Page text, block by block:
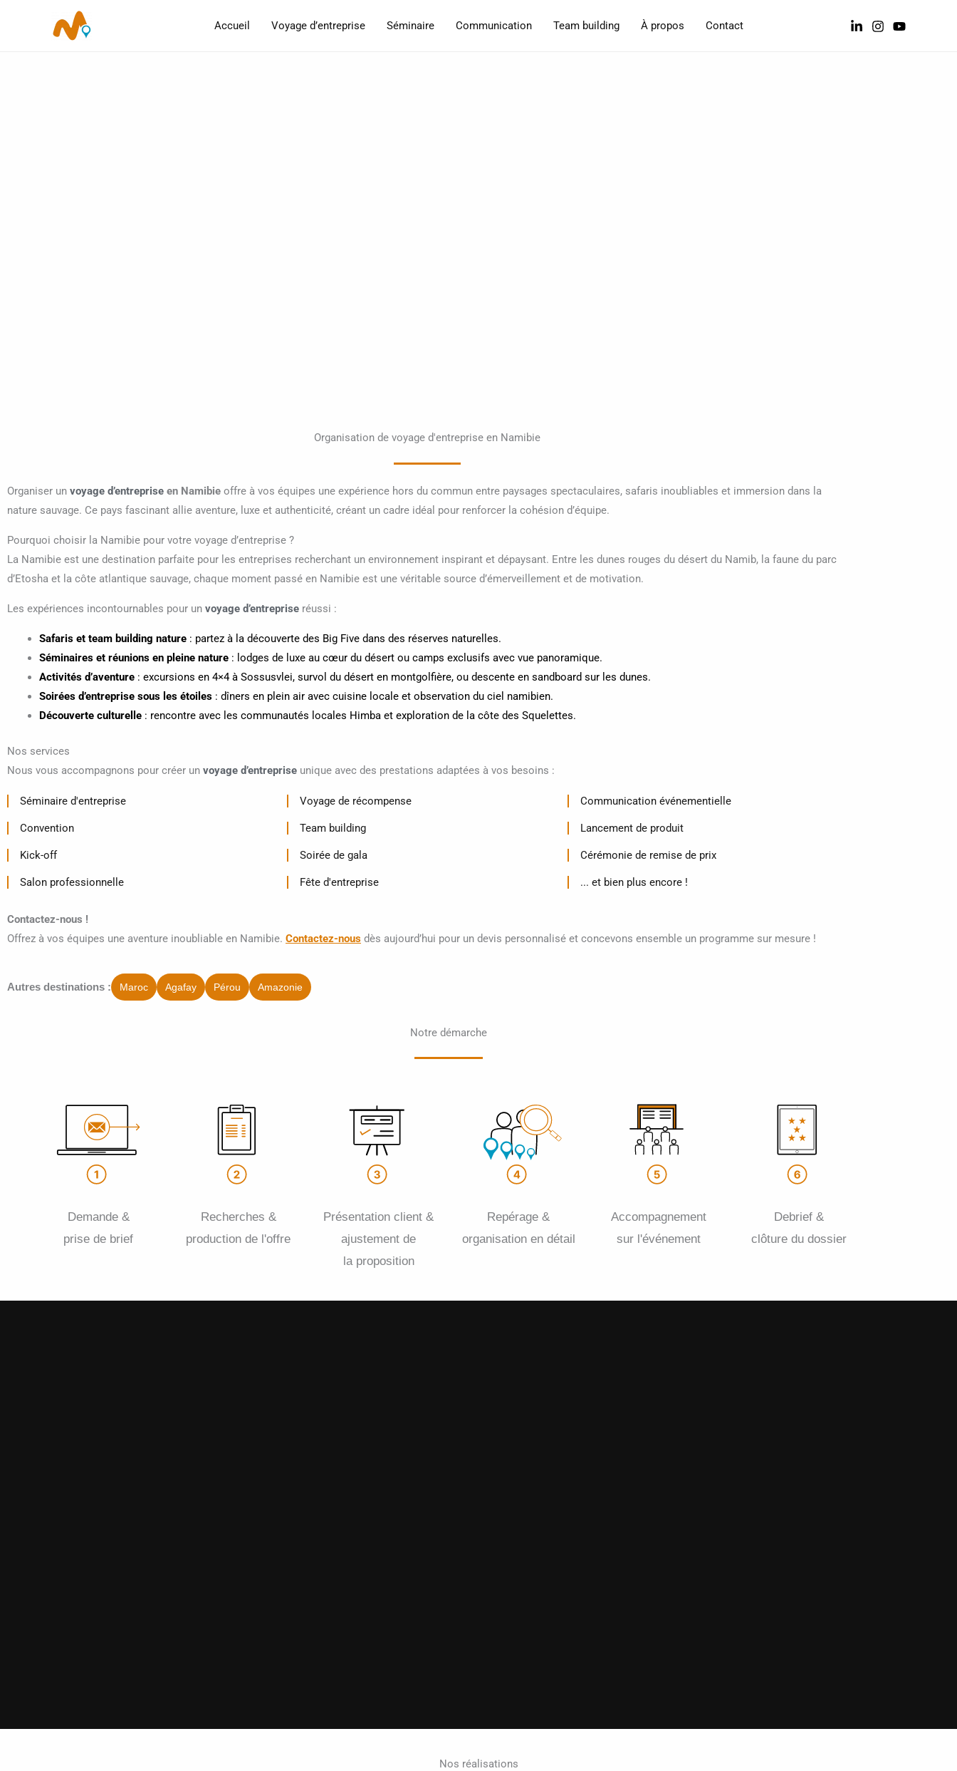
Accueil Voyage d’entreprise Séminaire Communication Team building À propos Contact
Organisation de voyage d'entreprise en Namibie
Organiser un voyage d’entreprise en Namibie offre à vos équipes une expérience hors du commun entre paysages spectaculaires, safaris inoubliables et immersion dans la
nature sauvage. Ce pays fascinant allie aventure, luxe et authenticité, créant un cadre idéal pour renforcer la cohésion d’équipe.
Pourquoi choisir la Namibie pour votre voyage d’entreprise ?
La Namibie est une destination parfaite pour les entreprises recherchant un environnement inspirant et dépaysant. Entre les dunes rouges du désert du Namib, la faune du parc
d’Etosha et la côte atlantique sauvage, chaque moment passé en Namibie est une véritable source d’émerveillement et de motivation.
Les expériences incontournables pour un voyage d’entreprise réussi :
Safaris et team building nature : partez à la découverte des Big Five dans des réserves naturelles.
Séminaires et réunions en pleine nature : lodges de luxe au cœur du désert ou camps exclusifs avec vue panoramique.
Activités d’aventure : excursions en 4×4 à Sossusvlei, survol du désert en montgolfière, ou descente en sandboard sur les dunes.
Soirées d’entreprise sous les étoiles : dîners en plein air avec cuisine locale et observation du ciel namibien.
Découverte culturelle : rencontre avec les communautés locales Himba et exploration de la côte des Squelettes.
Nos services
Nous vous accompagnons pour créer un voyage d’entreprise unique avec des prestations adaptées à vos besoins :
Séminaire d'entreprise Voyage de récompense Communication événementielle
Convention Team building Lancement de produit
Kick-off Soirée de gala Cérémonie de remise de prix
Salon professionnelle Fête d'entreprise ... et bien plus encore !
Contactez-nous !
Offrez à vos équipes une aventure inoubliable en Namibie. Contactez-nous dès aujourd’hui pour un devis personnalisé et concevons ensemble un programme sur mesure !
Autres destinations : Maroc Agafay Pérou Amazonie
Notre démarche
Demande &
prise de brief
Recherches &
production de l'offre
Présentation client &
ajustement de
la proposition
Repérage &
organisation en détail
Accompagnement
sur l'événement
Debrief &
clôture du dossier
Nos réalisations